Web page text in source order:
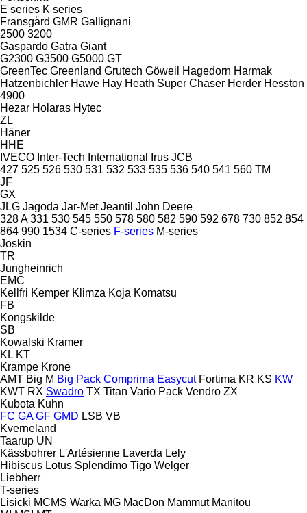
E series K series
Fransgård GMR Gallignani
2500 3200
Gaspardo Gatra Giant
G2300 G3500 G5000 GT
GreenTec Greenland Grutech Göweil Hagedorn Harmak
Hatzenbichler Hawe Hay Heath Super Chaser Herder Hesston
4900
Hezar Holaras Hytec
ZL
Häner
HHE
IVECO Inter-Tech International Irus JCB
427 525 526 530 531 532 533 535 536 540 541 560 TM
JF
GX
JLG Jagoda Jar-Met Jeantil John Deere
328 A 331 530 545 550 578 580 582 590 592 678 730 852 854
864 990 1534 C-series F-series M-series
Joskin
TR
Jungheinrich
EMC
Kellfri Kemper Klimza Koja Komatsu
FB
Kongskilde
SB
Kowalski Kramer
KL KT
Krampe Krone
AMT Big M Big Pack Comprima Easycut Fortima KR KS KW
KWT RX Swadro TX Titan Vario Pack Vendro ZX
Kubota Kuhn
FC GA GF GMD LSB VB
Kverneland
Taarup UN
Kässbohrer L'Artésienne Laverda Lely
Hibiscus Lotus Splendimo Tigo Welger
Liebherr
T-series
Lisicki MCMS Warka MG MacDon Mammut Manitou